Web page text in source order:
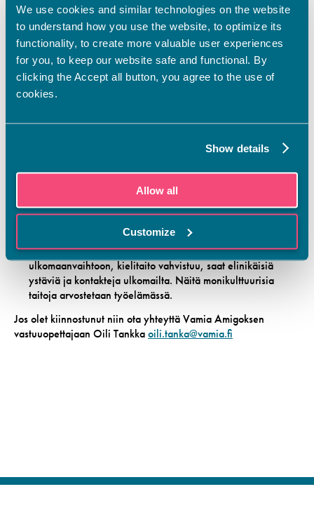
We use cookies and similar technologies on the website
to understand how you use the website, to optimize its
functionality, to create more valuable user experiences
for you, to keep our website safe and functional. By
clicking the Accept all button, you agree to the use of
cookies.
Show details
Allow all
Customize
Oletko kiinnostunut tutustumaan ulkomailta tuleviin vaihto-
opiskelijoihimme? Silloin sinulla on mahdollisuus ryhtyä Vamia
Amigoksi. He huolehtivat kansainvälisten vieraidemme
ohjelman järjestämisestä.
Voit saada 2 osp yhteisten tutkinnon osien valinnaisiin
opintoihin.
Tehtäviisi kuluu:
yhteistyössä muiden amigojen kanssa suunnitella mukavaa
vapaa-ajan ohjelmaa, johon itsekin tietysti pääset
osallistumaan
bussikortin hankinta ym.
Miksi kannattaa osallistua: plussaa, kun haet
ulkomaanvaihtoon, kielitaito vahvistuu, saat elinikäisiä
ystäviä ja kontakteja ulkomailta. Näitä monikulttuurisia
taitoja arvostetaan työelämässä.
Jos olet kiinnostunut niin ota yhteyttä Vamia Amigoksen
vastuuopettajaan Oili Tankkaoili.tanka@vamia.fi